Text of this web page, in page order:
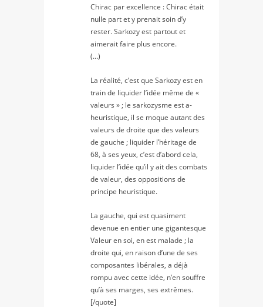
Chirac par excellence : Chirac était
nulle part et y prenait soin d’y
rester. Sarkozy est partout et
aimerait faire plus encore.
(…)
La réalité, c’est que Sarkozy est en
train de liquider l’idée même de «
valeurs » ; le sarkozysme est a-
heuristique, il se moque autant des
valeurs de droite que des valeurs
de gauche ; liquider l’héritage de
68, à ses yeux, c’est d’abord cela,
liquider l’idée qu’il y ait des combats
de valeur, des oppositions de
principe heuristique.
La gauche, qui est quasiment
devenue en entier une gigantesque
Valeur en soi, en est malade ; la
droite qui, en raison d’une de ses
composantes libérales, a déjà
rompu avec cette idée, n’en souffre
qu’à ses marges, ses extrêmes.
[/quote]